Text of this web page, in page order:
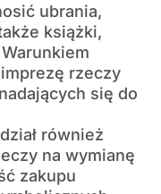
ubrania,
książki,
rzeczy
się do
również
na wymianę
zakupu